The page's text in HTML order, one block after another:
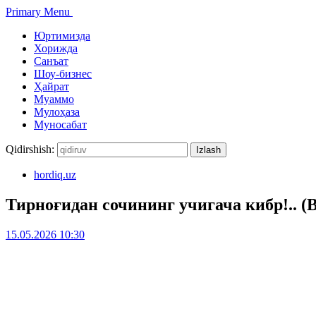
Primary Menu
Юртимизда
Хорижда
Санъат
Шоу-бизнес
Ҳайрат
Муаммо
Мулоҳаза
Муносабат
Qidirshish:
hordiq.uz
Тирноғидан сочининг учигача кибр!..
15.05.2026 10:30